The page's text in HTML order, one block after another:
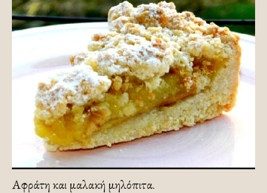
Αφράτη και μαλακή μηλόπιτα.